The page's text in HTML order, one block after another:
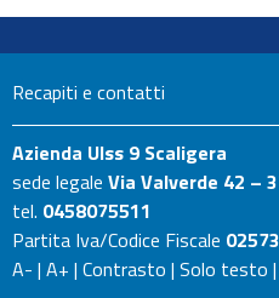
Recapiti e contatti
Azienda Ulss 9 Scaligera
sede legale Via Valverde 42 –
tel. 0458075511
Partita Iva/Codice Fiscale
A- | A+ | Contrasto | Solo testo |